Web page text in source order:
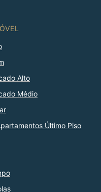
Alto
Médio
Último Piso